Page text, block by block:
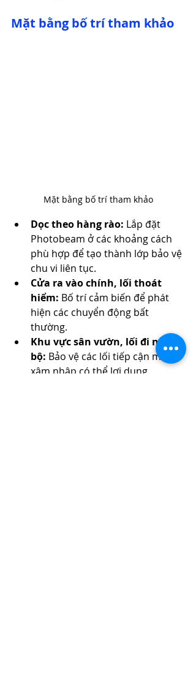
Mặt bằng bố trí tham khảo
Mặt bằng bố trí tham khảo
Dọc theo hàng rào: Lắp đặt
Photobeam ở các khoảng cách
phù hợp để tạo thành lớp bảo vệ
chu vi liên tục.
Cửa ra vào chính, lối thoát
hiểm: Bố trí cảm biến để phát
hiện các chuyển động bất
thường.
Khu vực sân vườn, lối đi nội
bộ: Bảo vệ các lối tiếp cận mà kẻ
xâm nhập có thể lợi dụng.